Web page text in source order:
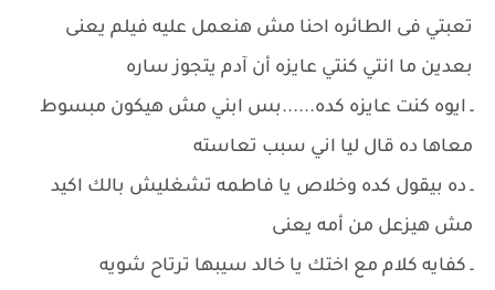
تعبتي فى الطائره احنا مش هنعمل عليه فيلم يعنى
بعدين ما انتي كنتي عايزه أن آدم يتجوز ساره
ـ ايوه كنت عايزه كده......بس ابني مش هيكون مبسوط
معاها ده قال ليا اني سبب تعاسته
ـ ده بيقول كده وخلاص يا فاطمه تشغليش بالك اكيد
مش هيزعل من أمه يعنى
ـ كفايه كلام مع اختك يا خالد سيبها ترتاح شويه